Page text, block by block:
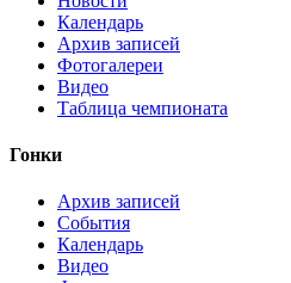
Календарь
Архив записей
Фотогалереи
Видео
Таблица чемпионата
Гонки
Архив записей
События
Календарь
Видео